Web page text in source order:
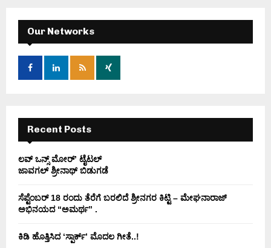
f
o
:
E
A
H
Our Networks
Recent Posts
ಲವ್ ಒನ್ಸ್ ಮೋರ್’ ಟೈಟಲ್
ಜಾವಗಲ್ ಶ್ರೀನಾಥ್ ಬಿಡುಗಡೆ
ಸೆಪ್ಟೆಂಬರ್ 18 ರಂದು ತೆರೆಗೆ ಬರಲಿದೆ ಶ್ರೀನಗರ ಕಿಟ್ಟಿ – ಮೇಘನಾರಾಜ್
ಅಭಿನಯದ “ಅಮರ್ಥ” .
ಕಿಡಿ‌‌ ಹೊತ್ತಿಸಿದ ‘ಸ್ಪಾರ್ಕ್’ ಮೊದಲ‌ ಗೀತೆ..!